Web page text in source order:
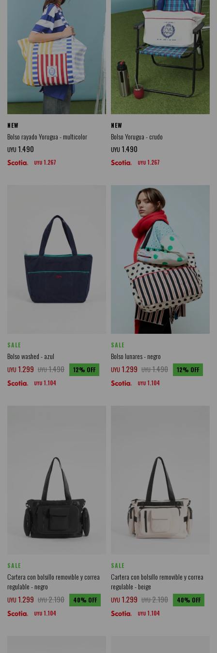
NEW
Bolso rayado Yorugua - multicolor
UYU 1.490
UYU 1.267
NEW
Bolso Yorugua - crudo
UYU 1.490
UYU 1.267
SALE
Bolso washed - azul
UYU 1.299 UYU1.490 12
UYU 1.104
SALE
Bolso lunares - negro
UYU 1.299 UYU1.490 12
UYU 1.104
SALE
Cartera con bolsillo removible y correa
regulable - negro
UYU 1.299 UYU2.190 40
UYU 1.104
SALE
Cartera con bolsillo removible y correa
regulable - beige
UYU 1.299 UYU2.190 40
UYU 1.104